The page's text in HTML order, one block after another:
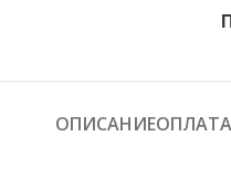
ОПИСАНИЕ